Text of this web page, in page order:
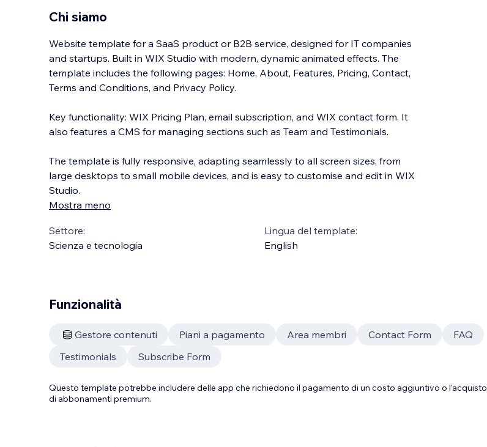
Chi siamo
Website template for a SaaS product or B2B service, designed for IT companies
and startups. Built in WIX Studio with modern, dynamic animated effects. The
template includes the following pages: Home, About, Features, Pricing, Contact,
Terms and Conditions, and Privacy Policy.
Key functionality: WIX Pricing Plan, email subscription, and WIX contact form. It
also features a CMS for managing sections such as Team and Testimonials.
The template is fully responsive, adapting seamlessly to all screen sizes, from
large desktops to small mobile devices, and is easy to customise and edit in WIX
Studio.
Mostra meno
Settore:
Scienza e tecnologia
Lingua del template:
English
Funzionalità
Gestore contenuti Piani a pagamento Area membri Contact Form
FAQ
Testimonials
Subscribe Form
Questo template potrebbe includere delle app che richiedono il pagamento di un costo aggiuntivo o l'acquisto
di abbonamenti premium.